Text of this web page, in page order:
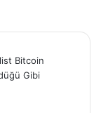
Bitcoin
Gibi